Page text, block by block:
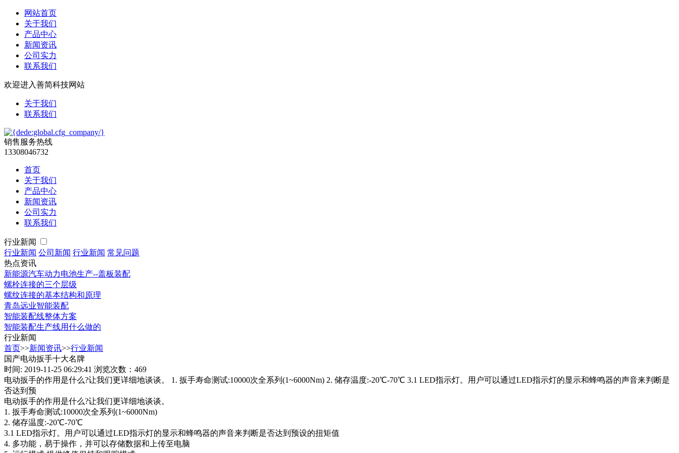
网站首页
关于我们
产品中心
新闻资讯
公司实力
联系我们
欢迎进入善简科技网站
关于我们
联系我们
销售服务热线
13308046732
首页
关于我们
产品中心
新闻资讯
公司实力
联系我们
行业新闻
行业新闻 公司新闻 行业新闻 常见问题
热点资讯
新能源汽车动力电池生产--盖板装配
螺栓连接的三个层级
螺纹连接的基本结构和原理
青岛远业智能装配
智能装配线整体方案
智能装配生产线用什么做的
行业新闻
首页>>新闻资讯>>行业新闻
国产电动扳手十大名牌
时间: 2019-11-25 06:29:41 浏览次数：469
电动扳手的作用是什么?让我们更详细地谈谈。 1. 扳手寿命测试:10000次全系列(1~6000Nm) 2. 储存温度:-20℃-70℃ 3.1 LED指示灯。用户可以通过LED指示灯的显示和蜂鸣器的声音来判断是
否达到预
电动扳手的作用是什么?让我们更详细地谈谈。
1. 扳手寿命测试:10000次全系列(1~6000Nm)
2. 储存温度:-20℃-70℃
3.1 LED指示灯。用户可以通过LED指示灯的显示和蜂鸣器的声音来判断是否达到预设的扭矩值
4. 多功能，易于操作，并可以存储数据和上传至电脑